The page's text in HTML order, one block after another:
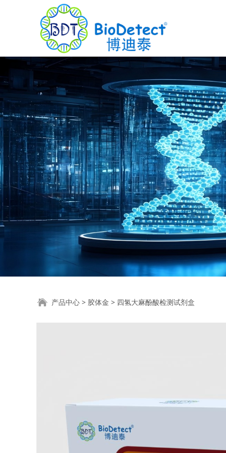
四氢大麻酚酸检测
产品中心 > 胶体金 > 四氢大麻酚酸检测试剂盒